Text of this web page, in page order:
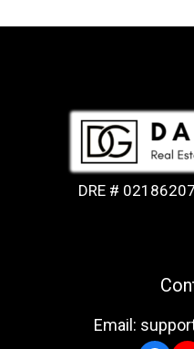
DRE #
Email: